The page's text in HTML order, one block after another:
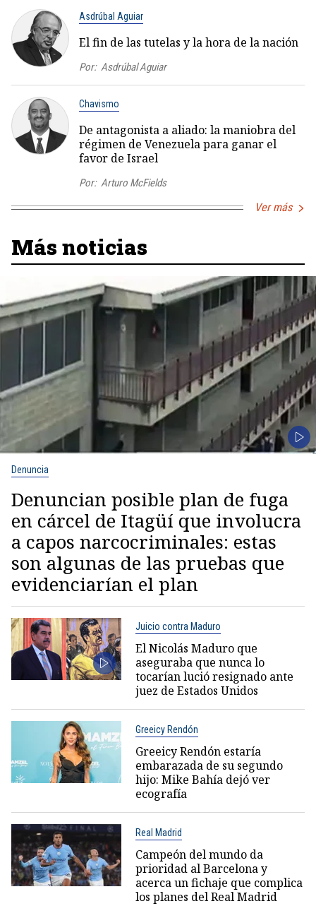
Asdrúbal Aguiar
El fin de las tutelas y la hora de la nación
Por: Asdrúbal Aguiar
Chavismo
De antagonista a aliado: la maniobra del
régimen de Venezuela para ganar el
favor de Israel
Por: Arturo McFields
Ver más
Más noticias
Denuncia
Denuncian posible plan de fuga
en cárcel de Itagüí que involucra
a capos narcocriminales: estas
son algunas de las pruebas que
evidenciarían el plan
Juicio contra Maduro
El Nicolás Maduro que
aseguraba que nunca lo
tocarían lució resignado ante
juez de Estados Unidos
Greeicy Rendón
Greeicy Rendón estaría
embarazada de su segundo
hijo: Mike Bahía dejó ver
ecografía
Real Madrid
Campeón del mundo da
prioridad al Barcelona y
acerca un fichaje que complica
los planes del Real Madrid